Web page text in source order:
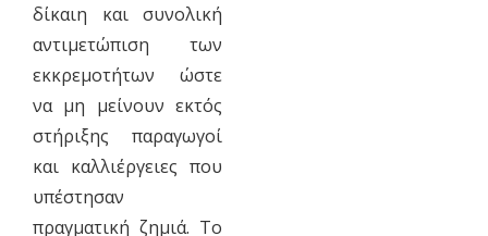
δίκαιη και συνολική
αντιμετώπιση των
εκκρεμοτήτων ώστε
να μη μείνουν εκτός
στήριξης παραγωγοί
και καλλιέργειες που
υπέστησαν
πραγματική ζημιά. Το